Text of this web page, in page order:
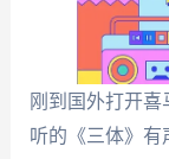
刚到国外打开喜
听的《三体》有